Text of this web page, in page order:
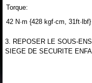
Torque:
42 N·m {428 kgf·cm, 31ft·lbf}
3. REPOSER LE SOUS-
SIEGE DE SECURITE